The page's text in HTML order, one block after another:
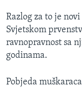
Razlog za to je
Svjetskom
ravnopravnost sa
godinama.
Pobjeda